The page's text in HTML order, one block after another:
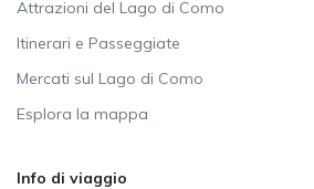
Attrazioni del Lago di Como
Itinerari e Passeggiate
Mercati sul Lago di Como
Esplora la mappa
Info di viaggio